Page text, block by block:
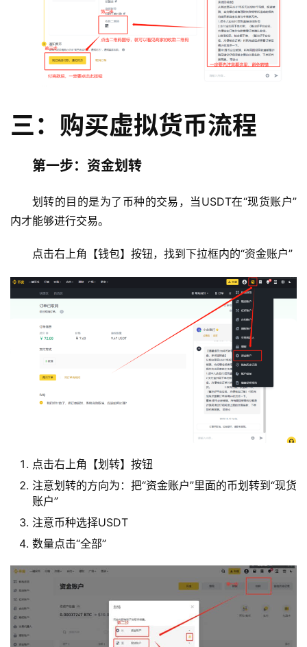
三：购买虚拟货币流程
第一步：资金划转
划转的目的是为了币种的交易，当USDT在“现货账户”
内才能够进行交易。
点击右上角【钱包】按钮，找到下拉框内的“资金账户”
点击右上角【划转】按钮
注意划转的方向为：把“资金账户”里面的币划转到“现货
账户”
注意币种选择USDT
数量点击“全部”